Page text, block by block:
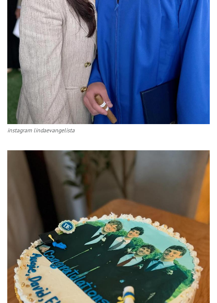
instagram lindaevangelista